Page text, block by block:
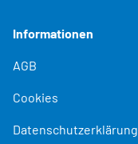
Informationen
AGB
Cookies
Datenschutzerklärung